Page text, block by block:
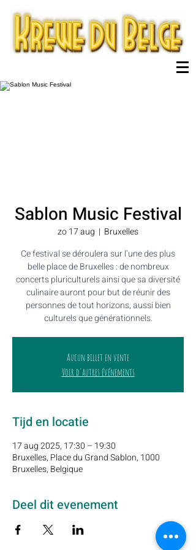
Sablon Music Festival
zo 17 aug
  |
Bruxelles
Ce festival se déroulera sur l’une des plus
belle place de Bruxelles : de nombreux
concerts pluriculturels ainsi que sa diversité
culinaire auront pour but de réunir des
personnes de tout horizons, aussi bien
culturels que générationnels.
Aucun billet en vente
Voir d'autres événements
Tijd en locatie
17 aug 2025, 17:30 – 19:30
Bruxelles, Place du Grand Sablon, 1000
Bruxelles, Belgique
Deel dit evenement